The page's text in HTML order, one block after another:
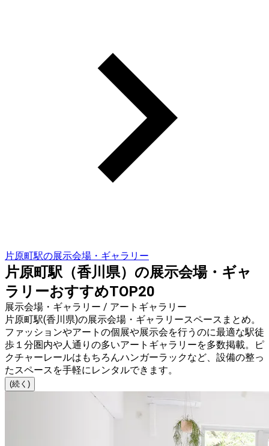
片原町駅の展示会場・ギャラリー
片原町駅（香川県）の展示会場・ギャ
ラリーおすすめTOP20
展示会場・ギャラリー / アートギャラリー
片原町駅(香川県)の展示会場・ギャラリースペースまとめ。
ファッションやアートの個展や展示会を行うのに最適な駅徒
歩１分圏内や人通りの多いアートギャラリーを多数掲載。ピ
クチャーレールはもちろんハンガーラックなど、設備の整っ
たスペースを手軽にレンタルできます。
(続く)